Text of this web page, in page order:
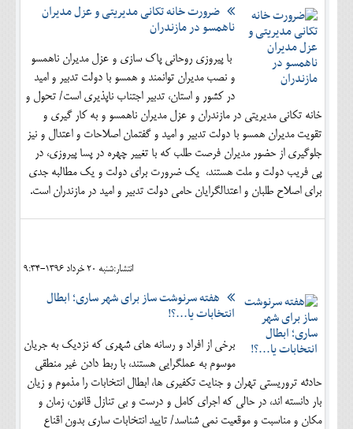
ضرورت خانه تکانی مدیریتی و عزل مدیران
ناهمسو در مازندران
با پیروزی روحانی پاک سازی و عزل مدیران ناهمسو
و نصب مدیران توانمند و همسو با دولت تدبیر و امید
در کشور و استان، تدبیر اجتناب ناپذیری است/ تحول و
خانه تکانی مدیریتی در مازندران و عزل مدیران ناهمسو و به کار گیری و
تقویت مدیران همسو با دولت تدبیر و امید و گفتمان اصلاحات و اعتدال و نیز
جلوگیری از حضور مدیران فرصت طلب که با تغییر چهره در پسا پیروزی، در
پی فریب دولت و ملت هستند، یک ضرورت برای دولت و یک مطالبه جدی
برای اصلاح طلبان و اعتدالگرایان حامی دولت تدبیر و امید در مازندران است.
انتشار:شنبه 20 خرداد 1396-9:34
هفته سرنوشت ساز برای شهر ساری؛ ابطال
انتخابات یا...؟!
برخی از افراد و رسانه های شهری که نزدیک به جریان
موسوم به عملگرایی هستند، با ربط دادن غیر منطقی
حادثه تروریستی تهران و جنایت تکفیری ها، ابطال انتخابات را مذموم و زیان
بار دانسته اند، در حالی که اجرای کامل و درست و بی تنازل قانون، زمان و
مکان و مناسبت و موقعیت نمی شناسد/ تایید انتخابات ساری بدون اقناع